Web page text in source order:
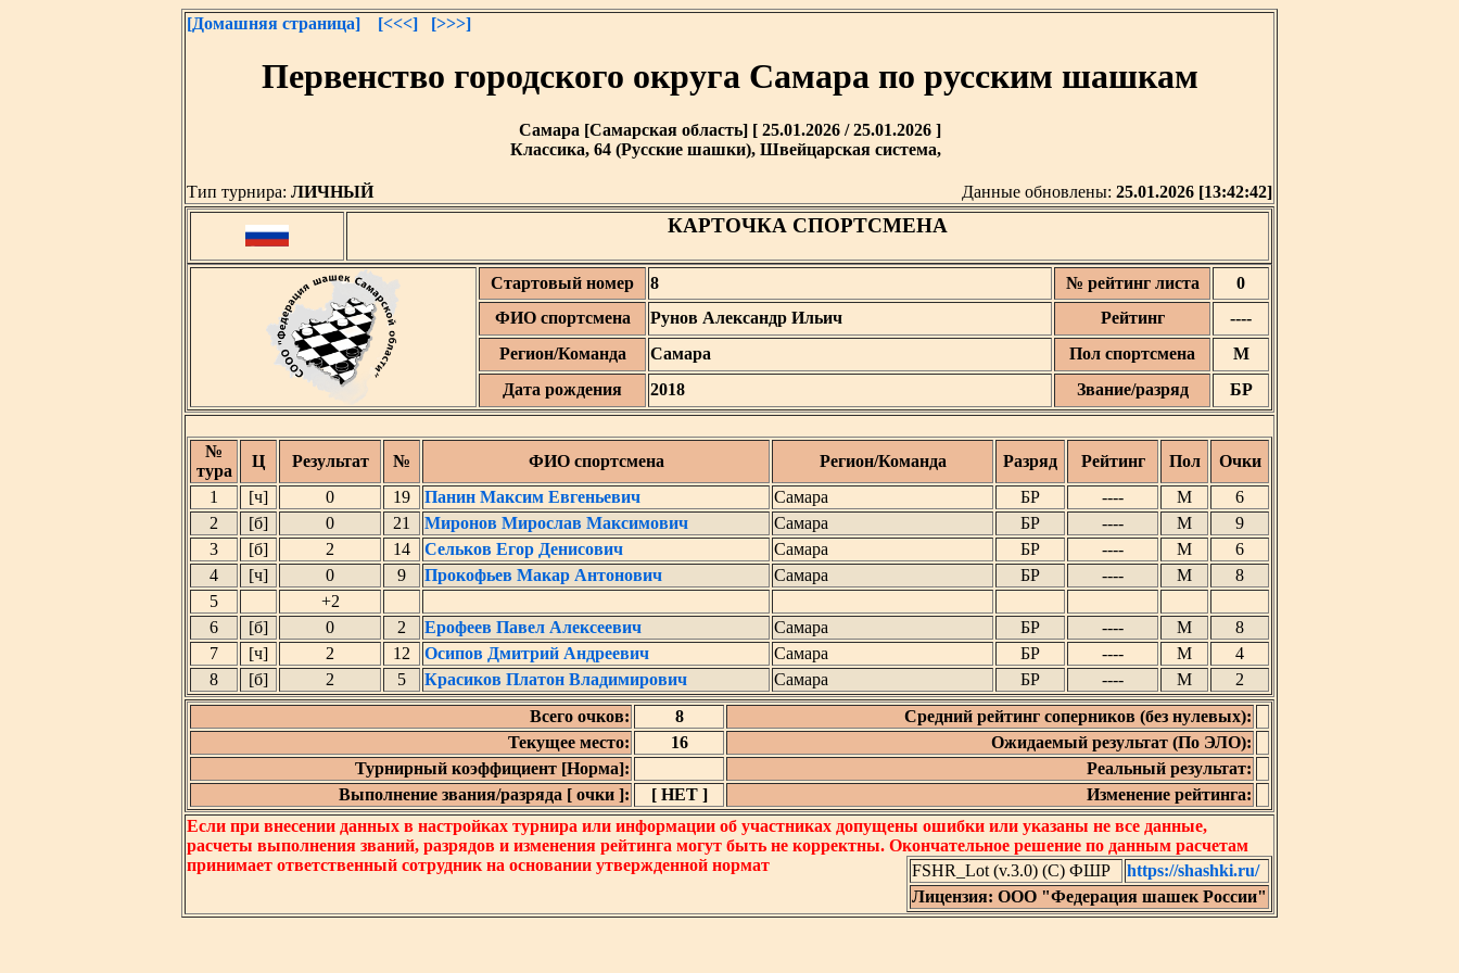
[Домашняя страница] [<<<] [>>>]
Первенство городского округа Самара по русским шашкам
Самара [Самарская область] [ 25.01.2026 / 25.01.2026 ]
Классика, 64 (Русские шашки), Швейцарская система,
Тип турнира: ЛИЧНЫЙ Данные обновлены: 25.01.2026 [13:42:42]
КАРТОЧКА СПОРТСМЕНА
Стартовый номер 8 № рейтинг листа
0
ФИО спортсмена
Рунов Александр Ильич Рейтинг
----
Регион/Команда
Самара Пол спортсмена
М
Дата рождения
2018 Звание/разряд БР
№
тура
Ц Результат № ФИО спортсмена Регион/Команда Разряд Рейтинг Пол
Очки
1
[ч] 0 19 Панин Максим Евгеньевич Самара БР ---- М
6
2
[б] 0 21 Миронов Мирослав Максимович Самара БР ---- М
9
3
[б] 2 14 Сельков Егор Денисович Самара БР ---- М
6
4
[ч] 0 9 Прокофьев Макар Антонович Самара БР ---- М
8
5
+2
6
[б] 0 2 Ерофеев Павел Алексеевич Самара БР ---- М
8
7
[ч] 2 12 Осипов Дмитрий Андреевич Самара БР ---- М
4
8
[б] 2 5 Красиков Платон Владимирович Самара БР ---- М
2
Всего очков:
8
Средний рейтинг соперников (без нулевых):
Текущее место:
16
Ожидаемый результат (По ЭЛО):
Турнирный коэффициент [Норма]:
Реальный результат:
Выполнение звания/разряда [ очки ]:
[ НЕТ ]
Изменение рейтинга:
Если при внесении данных в настройках турнира или информации об участниках допущены ошибки или указаны не все данные,
расчеты выполнения званий, разрядов и изменения рейтинга могут быть не корректны. Окончательное решение по данным расчетам
принимает ответственный сотрудник на основании утвержденной нормат
FSHR_Lot (v.3.0) (C) ФШР
https://shashki.ru/
Лицензия: ООО "Федерация шашек России"